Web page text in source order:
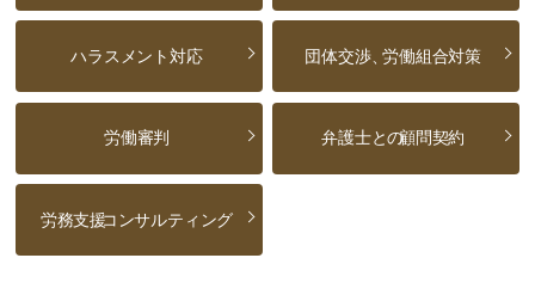
ハラスメント対応 団体交渉、労働組合対策
労働審判 弁護士との顧問契約
労務支援コンサルティング